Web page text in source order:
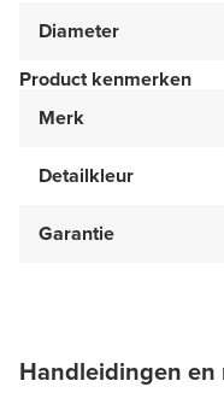
Diameter
Product kenmerken
Merk
Detailkleur
Garantie
Handleidingen